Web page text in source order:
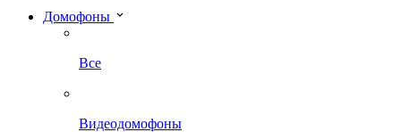
Домофоны
Все
Видеодомофоны